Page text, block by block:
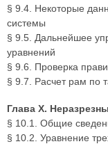
§ 9.4. Некоторые
системы
§ 9.5. Дальнейшее
уравнений
§ 9.6. Проверка
§ 9.7. Расчет рам по
Глава X.
§ 10.1. Общие
§ 10.2. Уравнение